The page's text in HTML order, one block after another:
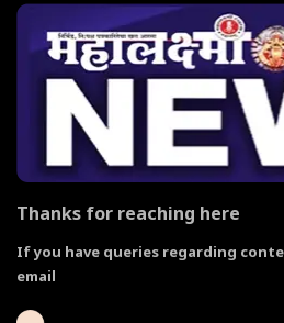
Thanks for reaching here
If you have queries regarding
email